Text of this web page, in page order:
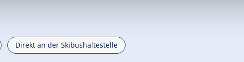
Direkt an der Skibushaltestelle